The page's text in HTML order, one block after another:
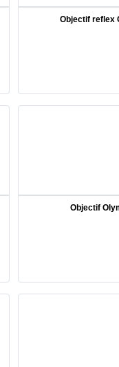
Objectif reflex
Objectif